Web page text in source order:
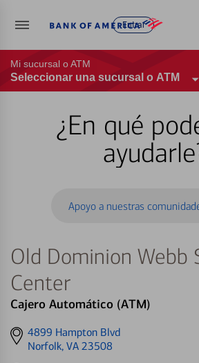
Entrar
Mi sucursal o ATM
Seleccionar una sucursal o ATM
¿En qué
Apoyo a nuestras
Old Dominion Webb
Center
Cajero Automático (ATM)
Get
directions
4899 Hampton Blvd
Norfolk, VA 23508